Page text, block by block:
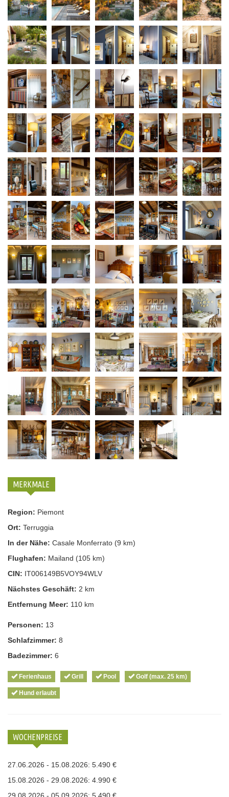
MERKMALE
Region: Piemont
Ort: Terruggia
In der Nähe: Casale Monferrato (9 km)
Flughafen: Mailand (105 km)
CIN: IT006149B5VOY94WLV
Nächstes Geschäft: 2 km
Entfernung Meer: 110 km
Personen: 13
Schlafzimmer: 8
Badezimmer: 6
Ferienhaus Grill Pool Golf (max. 25 km)
Hund erlaubt
WOCHENPREISE
27.06.2026 - 15.08.2026: 5.490 €
15.08.2026 - 29.08.2026: 4.990 €